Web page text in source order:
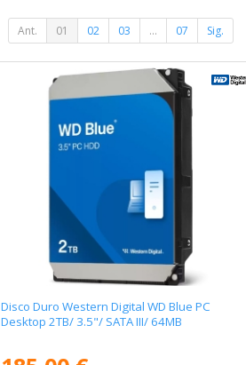
Ant. 01 02 03 ... 07 Sig.
Disco Duro Western Digital WD Blue PC
Desktop 2TB/ 3.5"/ SATA III/ 64MB